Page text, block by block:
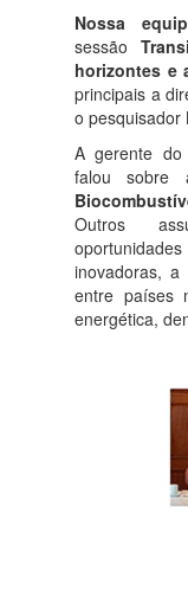
Nossa
sessão
horizontes e
principais a
o pesquisador
A gerente do
falou sobre
Outros
inovadoras,
entre países
energética,